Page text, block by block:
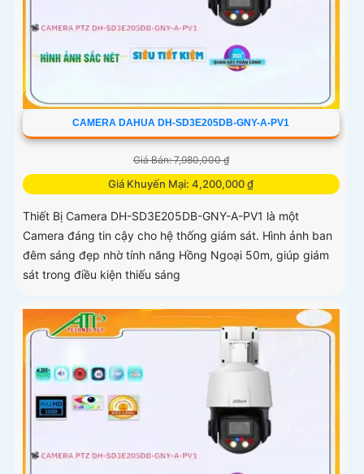
CAMERA DAHUA DH-SD3E205DB-GNY-A-PV1
Giá Bán: 7,980,000 ₫
Giá Khuyến Mại: 4,200,000 ₫
Thiết Bị Camera DH-SD3E205DB-GNY-A-PV1 là một
Camera đáng tin cậy cho hệ thống giám sát. Hình ảnh ban
đêm sáng đẹp nhờ tính năng Hồng Ngoại 50m, giúp giám
sát trong điều kiện thiếu sáng